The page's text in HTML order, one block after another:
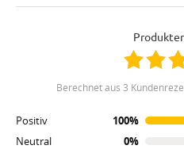
berechnet aus 3
Positiv
100%
Neutral
0%